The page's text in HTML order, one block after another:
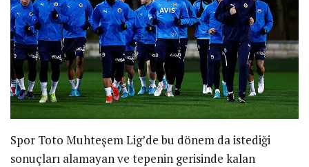
Spor Toto Muhteşem Lig’de bu dönem da istediği
sonuçları alamayan ve tepenin gerisinde kalan